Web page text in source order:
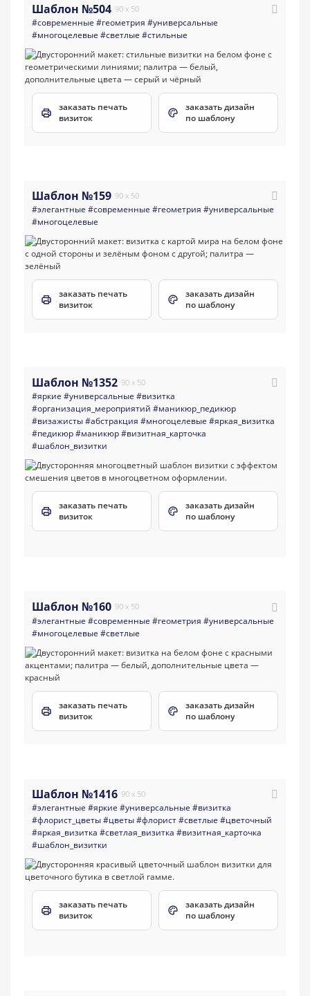
Шаблон №504 90 x 50
#современные #геометрия #универсальные
#многоцелевые #светлые #стильные
заказать печать
визиток
заказать дизайн
по шаблону
Шаблон №159 90 x 50
#элегантные #современные #геометрия #универсальные
#многоцелевые
заказать печать
визиток
заказать дизайн
по шаблону
Шаблон №1352 90 x 50
#яркие #универсальные #визитка
#организация_мероприятий #маникюр_педикюр
#визажисты#абстракция #многоцелевые #яркая_визитка
#педикюр#маникюр#визитная_карточка
#шаблон_визитки
заказать печать
визиток
заказать дизайн
по шаблону
Шаблон №160 90 x 50
#элегантные #современные #геометрия #универсальные
#многоцелевые #светлые
заказать печать
визиток
заказать дизайн
по шаблону
Шаблон №1416 90 x 50
#элегантные #яркие #универсальные #визитка
#флорист_цветы#цветы#флорист#светлые #цветочный
#яркая_визитка #светлая_визитка #визитная_карточка
#шаблон_визитки
заказать печать
визиток
заказать дизайн
по шаблону